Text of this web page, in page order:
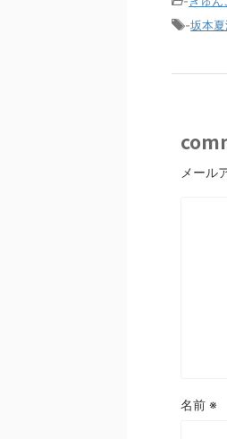
-坂本
メール
名前 ※